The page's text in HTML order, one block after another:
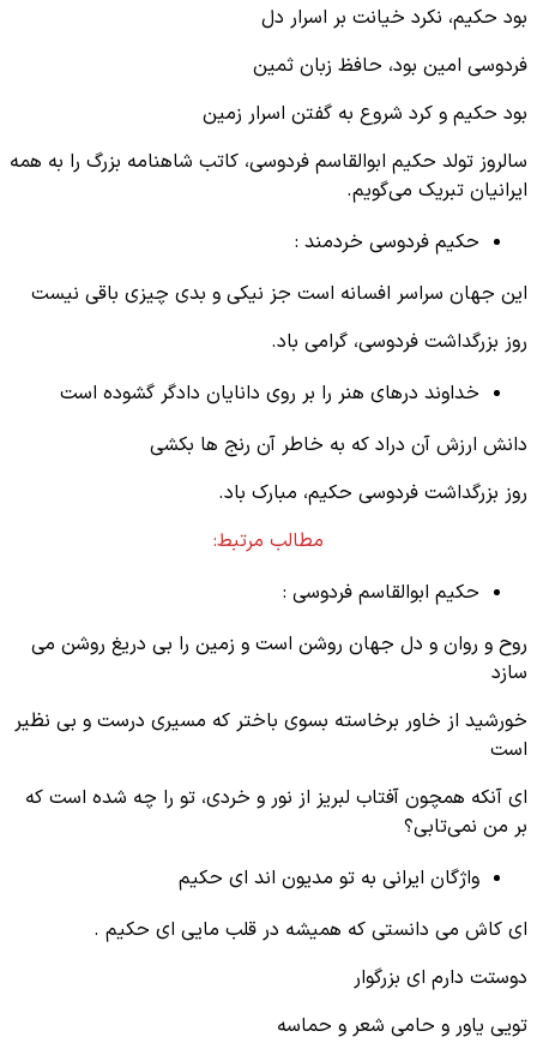
بود حکیم، نکرد خیانت بر اسرار دل
فردوسی امین بود، حافظ زبان ثمین
بود حکیم و کرد شروع به گفتن اسرار زمین
سالروز تولد حکیم ابوالقاسم فردوسی، کاتب شاهنامه بزرگ را به همه
ایرانیان تبریک می‌گویم.
حکیم فردوسی خردمند :
این جهان سراسر افسانه است جز نیکی و بدی چیزی باقی نیست
روز بزرگداشت فردوسی، گرامی باد.
خداوند درهای هنر را بر روی دانایان دادگر گشوده است
دانش ارزش آن دراد که به خاطر آن رنج ها بکشی
روز بزرگداشت فردوسی حکیم، مبارک باد.
مطالب مرتبط:
حکیم ابوالقاسم فردوسی :
روح و روان و دل جهان روشن است و زمین را بی دریغ روشن می
سازد
خورشید از خاور برخاسته بسوی باختر که مسیری درست و بی نظیر
است
ای آنکه همچون آفتاب لبریز از نور و خردی، تو را چه شده است که
بر من نمی‌تابی؟
واژگان ایرانی به تو مدیون اند ای حکیم
ای کاش می دانستی که همیشه در قلب مایی ای حکیم .
دوستت دارم ای بزرگوار
تویی یاور و حامی شعر و حماسه